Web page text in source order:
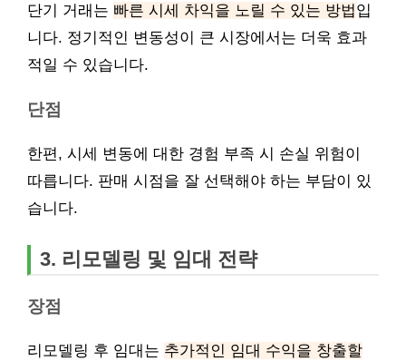
단기 거래는 빠른 시세 차익을 노릴 수 있는 방법입
니다. 정기적인 변동성이 큰 시장에서는 더욱 효과
적일 수 있습니다.
단점
한편, 시세 변동에 대한 경험 부족 시 손실 위험이
따릅니다. 판매 시점을 잘 선택해야 하는 부담이 있
습니다.
3. 리모델링 및 임대 전략
장점
리모델링 후 임대는 추가적인 임대 수익을 창출할